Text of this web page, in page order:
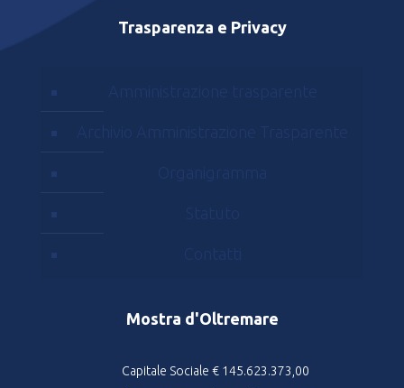
Trasparenza e Privacy
Amministrazione trasparente
Archivio Amministrazione Trasparente
Organigramma
Statuto
Contatti
Mostra d'Oltremare
Capitale Sociale € 145.623.373,00